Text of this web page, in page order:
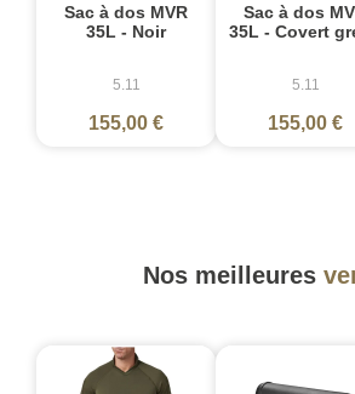
Sac à dos MVR
35L - Noir
5.11
155,00 €
Sac à dos
35L - Covert
5.11
155,00 €
Nos meilleures